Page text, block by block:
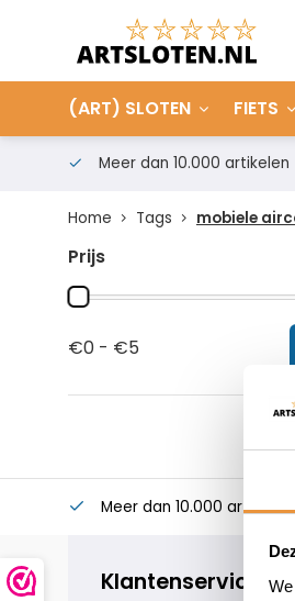
(ART) SLOTEN FIETS
Meer dan 10.000 artikelen
Home Tags mobiele
Prijs
€0 - €5
Meer dan 10.000 artikelen
Klantenservice